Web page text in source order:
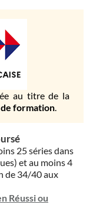
au titre de la
formation.
25 séries dans
et au moins 4
de 34/40 aux
Réussi ou